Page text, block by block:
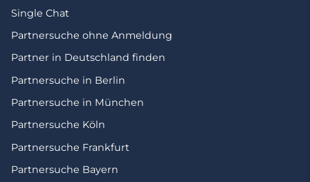
Single Chat
Partnersuche ohne Anmeldung
Partner in Deutschland finden
Partnersuche in Berlin
Partnersuche in München
Partnersuche Köln
Partnersuche Frankfurt
Partnersuche Bayern